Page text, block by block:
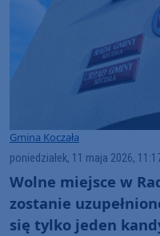
Gmina Koczała
poniedziałek, 11 maja 2026,
Wolne miejsce w
zostanie
się tylko jeden